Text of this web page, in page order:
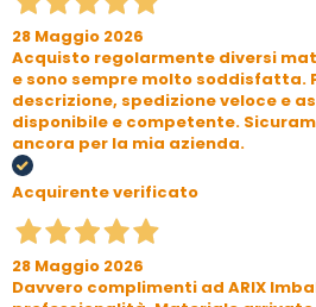
28 Maggio 2026
Acquisto regolarmente diversi
e sono sempre molto soddisfatta.
descrizione, spedizione veloce e
disponibile e competente.
ancora per la mia azienda.
Acquirente verificato
28 Maggio 2026
Davvero complimenti ad ARIX